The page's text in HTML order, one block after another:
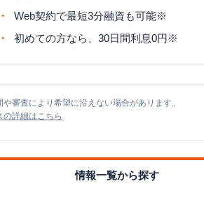
Web契約で最短3分融資も可能※
初めての方なら、30日間利息0円※
や審査により希望に沿えない場合があります。
の詳細はこちら
情報一覧から探す